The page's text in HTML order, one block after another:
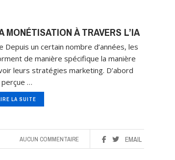
MONÉTISATION À TRAVERS L’IA
Depuis un certain nombre d’années, les
de manière spécifique la manière
leurs stratégies marketing. D’abord
perçue …
LA SUITE
EMAIL
AUCUN COMMENTAIRE